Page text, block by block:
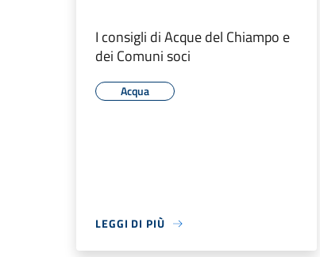
I consigli di Acque del Chiampo e
dei Comuni soci
Acqua
LEGGI DI PIÙ